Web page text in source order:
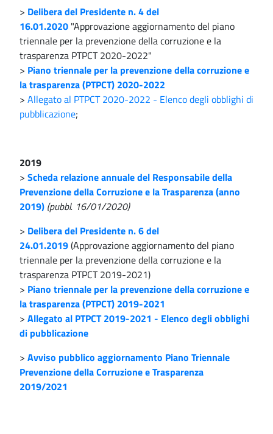
> Delibera del Presidente n. 4 del
16.01.2020 "Approvazione aggiornamento del piano
triennale per la prevenzione della corruzione e la
trasparenza PTPCT 2020-2022"
> Piano triennale per la prevenzione della corruzione e
la trasparenza (PTPCT) 2020-2022
> Allegato al PTPCT 2020-2022 - Elenco degli obblighi di
pubblicazione;
2019
> Scheda relazione annuale del Responsabile della
Prevenzione della Corruzione e la Trasparenza (anno
2019) (pubbl. 16/01/2020)
> Delibera del Presidente n. 6 del
24.01.2019(Approvazione aggiornamento del piano
triennale per la prevenzione della corruzione e la
trasparenza PTPCT 2019-2021)
> Piano triennale per la prevenzione della corruzione e
la trasparenza (PTPCT) 2019-2021
> Allegato al PTPCT 2019-2021 - Elenco degli obblighi
di pubblicazione
> Avviso pubblico aggiornamento Piano Triennale
Prevenzione della Corruzione e Trasparenza
2019/2021